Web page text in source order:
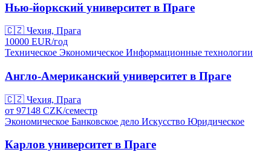
Нью-йоркский университет в Праге
🇨🇿 Чехия, Прага
10000 EUR/год
Техническое Экономическое Информационные технологии
Англо-Американский университет в Праге
🇨🇿 Чехия, Прага
от 97148 CZK/семестр
Экономическое Банковское дело Искусство Юридическое
Карлов университет в Праге